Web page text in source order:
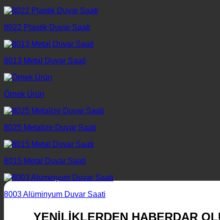
8022 Plastik Duvar Saati
8013 Metal Duvar Saati
Örnek Ürün
8025 Metalize Duvar Saati
8015 Metal Duvar Saati
8003 Alüminyum Duvar Saati
YENİLİKLERDEN HABERDAR